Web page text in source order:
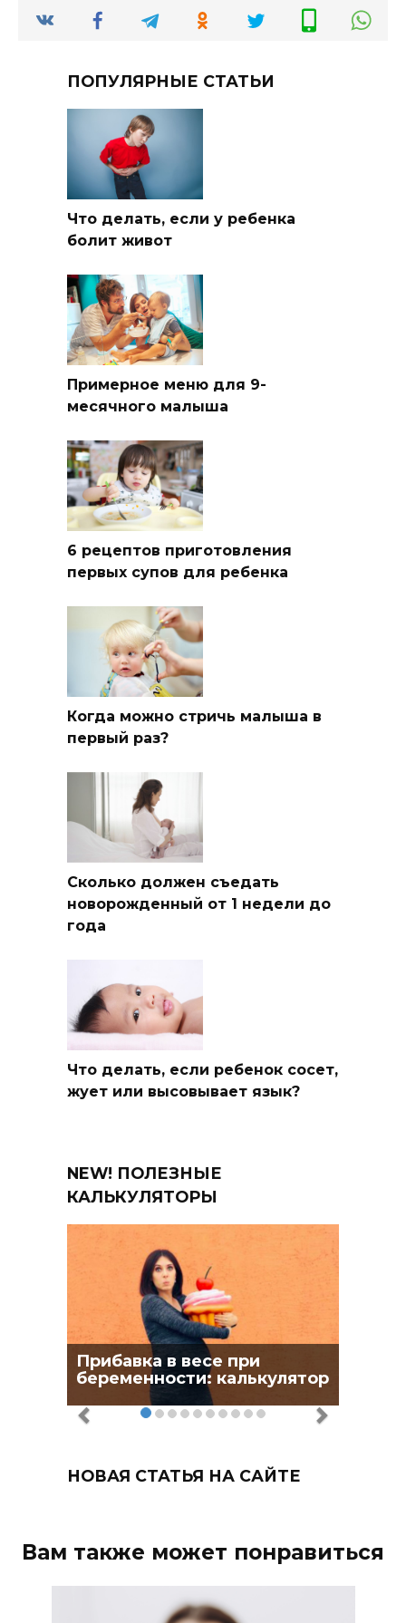
ПОПУЛЯРНЫЕ СТАТЬИ
Что делать, если у ребенка
болит живот
Примерное меню для 9-
месячного малыша
6 рецептов приготовления
первых супов для ребенка
Когда можно стричь малыша в
первый раз?
Сколько должен съедать
новорожденный от 1 недели до
года
Что делать, если ребенок сосет,
жует или высовывает язык?
NEW! ПОЛЕЗНЫЕ
КАЛЬКУЛЯТОРЫ
Прибавка в весе при
беременности: калькулятор
НОВАЯ СТАТЬЯ НА САЙТЕ
Вам также может понравиться